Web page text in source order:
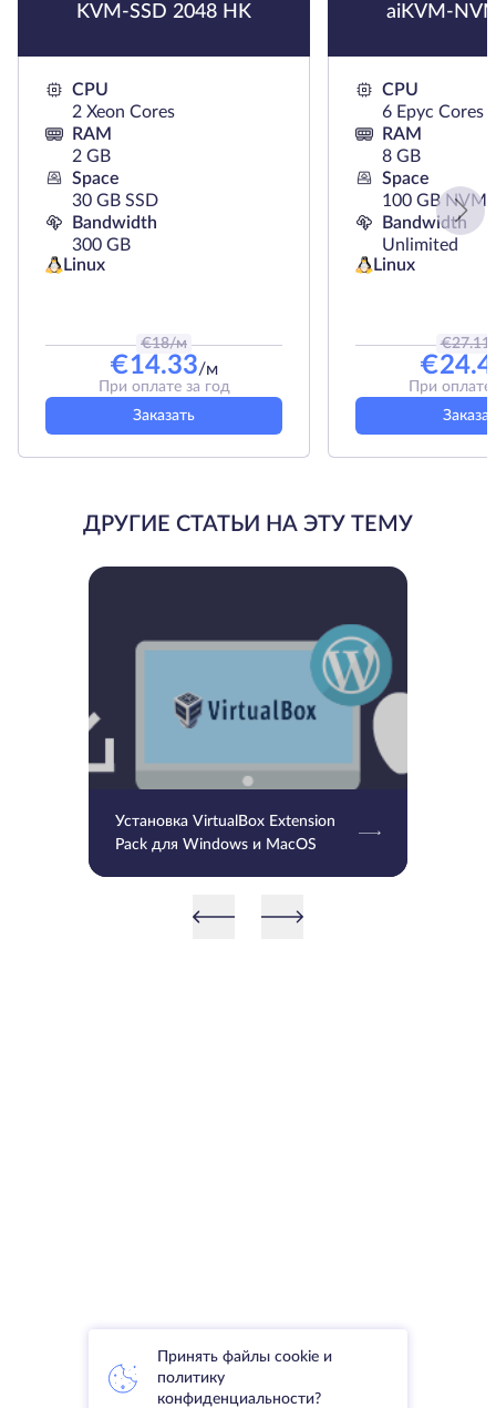
KVM-SSD 2048 HK
CPU
2 Xeon Cores
RAM
2 GB
Space
30 GB SSD
Bandwidth
300 GB
Linux
€18/м
€14.33/м
При оплате за год
Заказать
aiKVM-
CPU
6 Epyc Cores
RAM
8 GB
Space
100 GB NVMe
Bandwidth
Unlimited
Linux
€27.11
€
При оплате
ДРУГИЕ СТАТЬИ НА ЭТУ ТЕМУ
Установка VirtualBox Extension
Pack для Windows и MacOS
Принять файлы cookie и
политику
конфиденциальности?